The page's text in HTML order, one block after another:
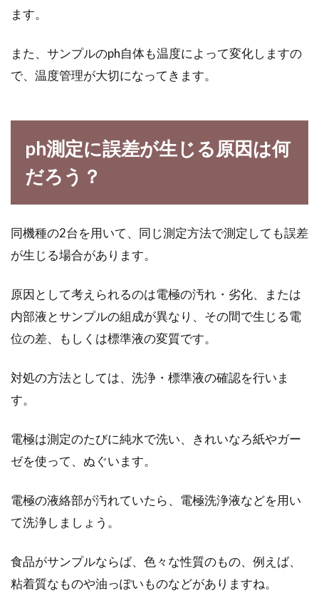
ます。
また、サンプルのph自体も温度によって変化しますの
で、温度管理が大切になってきます。
ph測定に誤差が生じる原因は何
だろう？
同機種の2台を用いて、同じ測定方法で測定しても誤差
が生じる場合があります。
原因として考えられるのは電極の汚れ・劣化、または
内部液とサンプルの組成が異なり、その間で生じる電
位の差、もしくは標準液の変質です。
対処の方法としては、洗浄・標準液の確認を行いま
す。
電極は測定のたびに純水で洗い、きれいなろ紙やガー
ゼを使って、ぬぐいます。
電極の液絡部が汚れていたら、電極洗浄液などを用い
て洗浄しましょう。
食品がサンプルならば、色々な性質のもの、例えば、
粘着質なものや油っぽいものなどがありますね。